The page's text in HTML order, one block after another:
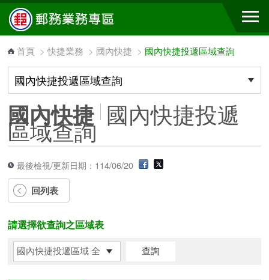
跳到主要內容區塊
首頁 >快捷業務 > 國內快捷 > 國內快捷投遞區域查詢
國內快捷 國內快捷投遞
區域查詢
最後檢視/更新日期：114/06/20
回列表
請選擇欲查詢之區域表